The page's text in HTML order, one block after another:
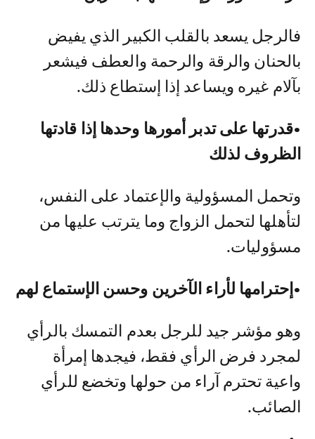
فالرجل يسعد بالقلب الكبير الذي يفيض
بالحنان والرقة والرحمة والعطف فيشعر
بآلام غيره ويساعد إذا إستطاع ذلك.
•قدرتها على تدبر أمورها وحدها إذا قادتها
الظروف لذلك
وتحمل المسؤولية والإعتماد على النفس،
لتأهلها لتحمل الزواج وما يترتب عليها من
مسؤوليات.
•إحترامها لأراء الآخرين وحسن الإستماع لهم
وهو مؤشر جيد للرجل بعدم التمسك بالرأي
لمجرد فرض الرأي فقط، فيجدها إمرأة
واعية تحترم آراء من حولها وتخضع للرأي
الصائب.